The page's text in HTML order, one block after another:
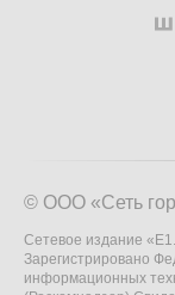
© ООО «Сеть
Сетевое издание
Зарегистрировано
информационных